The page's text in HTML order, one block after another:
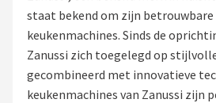
Blog
MasterChef
Restaurants
staat bekend om zijn
keukenmachines. Sinds de
Zanussi zich toegelegd op
gecombineerd met innovatieve
keukenmachines van Zanussi zijn